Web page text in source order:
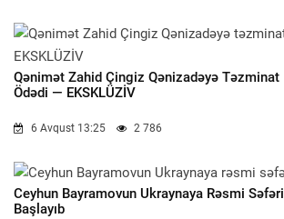
Qənimət Zahid Çingiz Qənizadəyə Təzminat
Ödədi — EKSKLÜZİV
6 Avqust 13:25 2 786
Ceyhun Bayramovun Ukraynaya Rəsmi Səfəri
Başlayıb